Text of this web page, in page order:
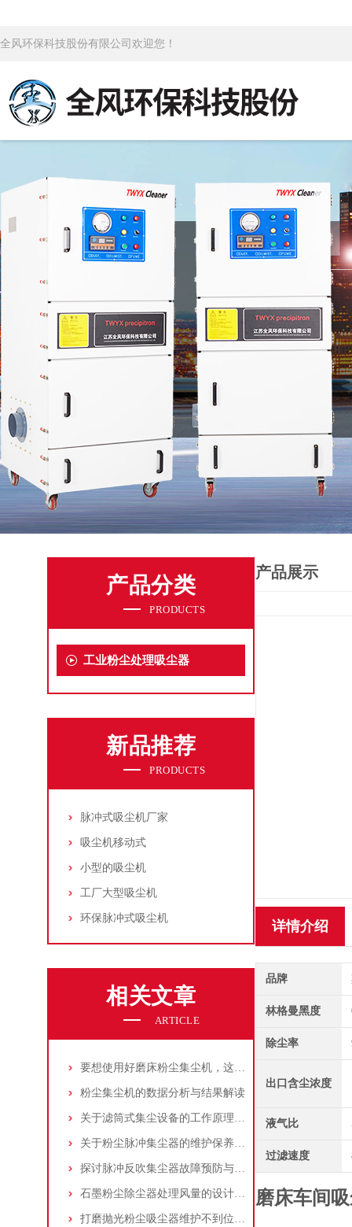
全风环保科技股份有限公司欢迎您！
产品分类
PRODUCTS
工业粉尘处理吸尘器
新品推荐
PRODUCTS
脉冲式吸尘机厂家
吸尘机移动式
小型的吸尘机
工厂大型吸尘机
环保脉冲式吸尘机
相关文章
ARTICLE
要想使用好磨床粉尘集尘机，这些条件可不能少
粉尘集尘机的数据分析与结果解读
关于滤筒式集尘设备的工作原理及特点说明
关于粉尘脉冲集尘器的维护保养问题
探讨脉冲反吹集尘器故障预防与维护要点
石墨粉尘除尘器处理风量的设计，你了解多少
打磨抛光粉尘吸尘器维护不到位，那是你没有注意这些而已！
产品展示
详情介绍
品牌
林格曼黑度
除尘率
出口含尘浓度
液气比
过滤速度
磨床车间